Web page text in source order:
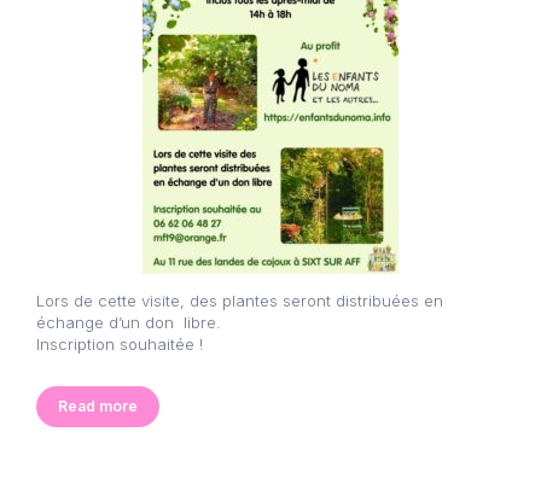
Lors de cette visite, des plantes seront distribuées en
échange d’un don libre.
Inscription souhaitée !
Read more